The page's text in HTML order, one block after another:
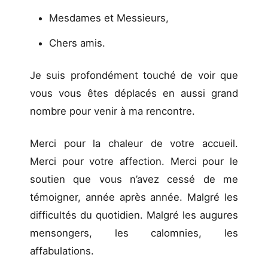
Mesdames et Messieurs,
Chers amis.
Je suis profondément touché de voir que
vous vous êtes déplacés en aussi grand
nombre pour venir à ma rencontre.
Merci pour la chaleur de votre accueil.
Merci pour votre affection. Merci pour le
soutien que vous n’avez cessé de me
témoigner, année après année. Malgré les
difficultés du quotidien. Malgré les augures
mensongers, les calomnies, les
affabulations.